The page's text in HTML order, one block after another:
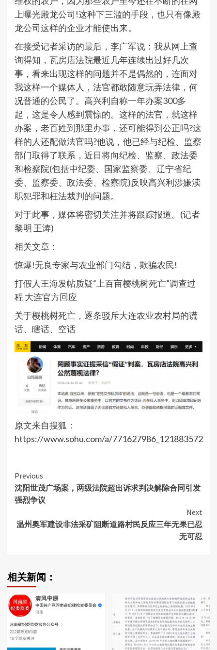
上曝光殿龙公司!这种下三滥的手段，也只有像殿
龙公司这样的企业才能使出来。
在接受记者采访的最后，李广军说：我从网上查
询得知，瓦房店法院最近几年连续出过好几次
事，看来出现这样的问题并不是偶然的，连面对
我这样一个媒体人，法官都敢随意玩弄法律，何
况普通的公民了。高兴利自称一年办案300多
起，这是令人感到震惊的。这样的法官，就这样
办案，老百姓到那里办事，还可能得到公正吗?这
样的人还配做法官吗?他说，他已经与纪检、监察
部门取得了联系，近日将向纪检、监察、政法委
和检察院(包括中纪委、国家监察委、辽宁省纪
委、监察委、政法委、检察院)反映高兴利涉嫌渎
职犯罪和枉法裁判的问题。
对于此事，媒体将密切关注并将跟踪报道。(记者
黎明 王涛)
相关文章：
惊爆!无良专家与农业部门勾结，欺骗农民!
打假人王海发帖质疑“上百亩樱桃树死亡”调查过
程 大连官方回应
关于樱桃树死亡，逐条驳斥大连农业农村局的谎
话、瞎话、空话
原文来自搜狐：
https://www.sohu.com/a/771627986_121883572
Continue
Reading
Previous
沈阳世茂广场案，两级法院超出诉求判决解除合同引发
强烈争议
Next
温州奥军建设非法采矿阻断道路村民反应三年无果已忍
无可忍
相关新闻：